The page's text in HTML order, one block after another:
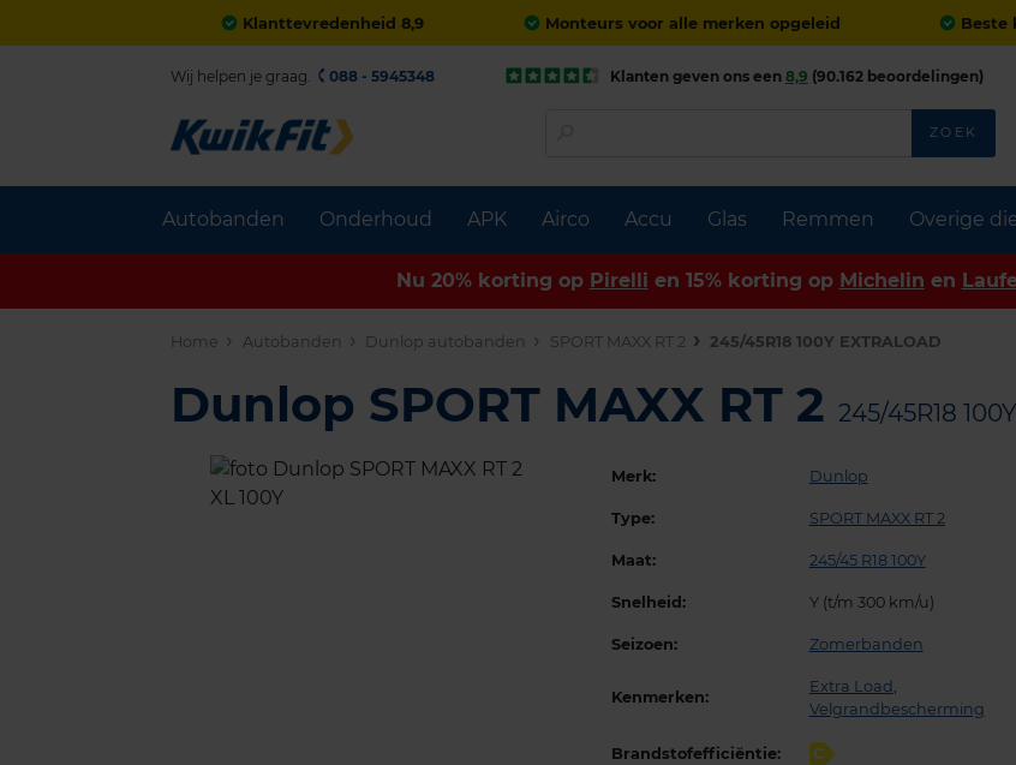
Klanttevredenheid 8,9 Monteurs voor alle merken opgeleid Beste
Autobanden Onderhoud APK Airco Accu Glas Remmen Overige
Wij helpen je graag. 088 - 5945348 Klanten geven ons een 8,9 (90.162 beoordelingen)
ZOEK
Nu 20% korting op Pirelli en 15% korting op Michelin en
Home Autobanden Dunlop autobanden SPORT MAXX RT 2 245/45R18 100Y EXTRALOAD
Dunlop SPORT MAXX RT 2 245/45R18
Merk: Dunlop
Type: SPORT MAXX RT 2
Maat: 245/45 R18 100Y
Snelheid: Y (t/m 300 km/u)
Seizoen: Zomerbanden
Kenmerken:
Extra Load ,
Velgrandbescherming
Brandstofefficiëntie: C